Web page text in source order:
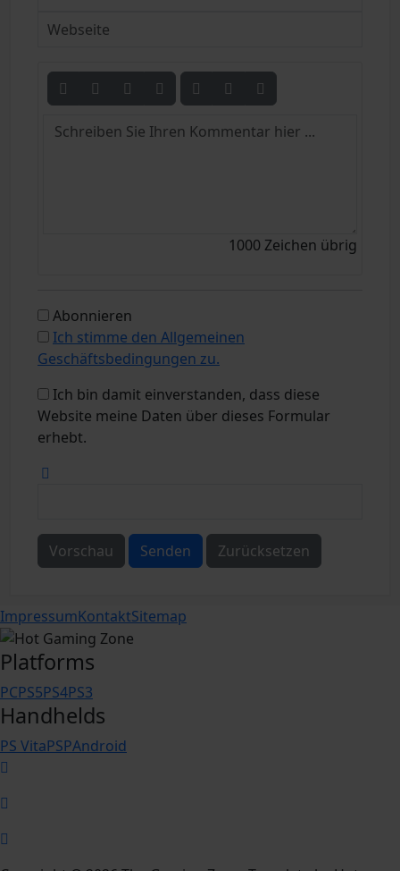
1000 Zeichen übrig
Abonnieren
Ich stimme den Allgemeinen
Geschäftsbedingungen zu.
Ich bin damit einverstanden, dass diese
Website meine Daten über dieses Formular
erhebt.
Vorschau Senden Zurücksetzen
ImpressumKontaktSitemap
Platforms
PCPS5PS4PS3
Handhelds
PS VitaPSPAndroid